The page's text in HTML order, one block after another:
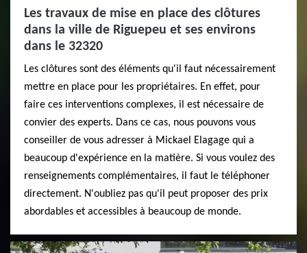
Les travaux de mise en place des clôtures
dans la ville de Riguepeu et ses environs
dans le 32320
Les clôtures sont des éléments qu'il faut nécessairement
mettre en place pour les propriétaires. En effet, pour
faire ces interventions complexes, il est nécessaire de
convier des experts. Dans ce cas, nous pouvons vous
conseiller de vous adresser à Mickael Elagage qui a
beaucoup d'expérience en la matière. Si vous voulez des
renseignements complémentaires, il faut le téléphoner
directement. N'oubliez pas qu'il peut proposer des prix
abordables et accessibles à beaucoup de monde.